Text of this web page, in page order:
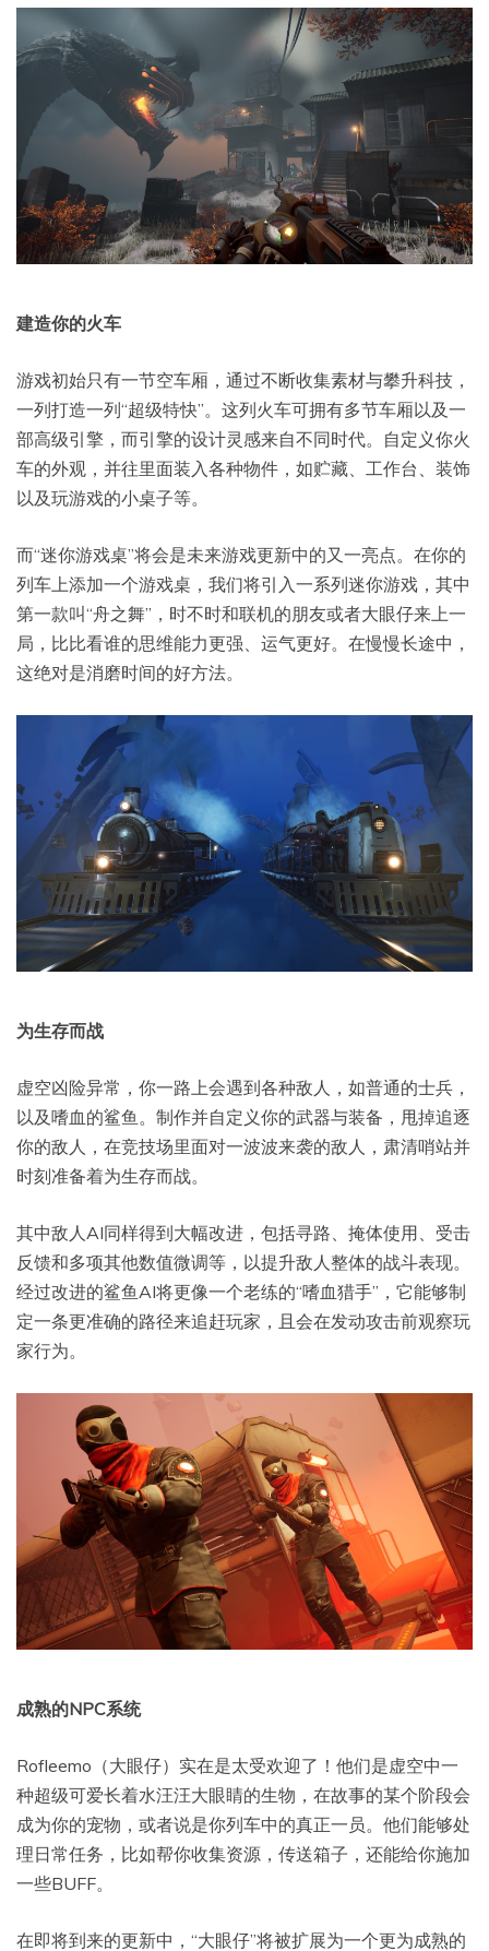
建造你的火车
游戏初始只有一节空车厢，通过不断收集素材与攀升科技，
一列打造一列“超级特快”。这列火车可拥有多节车厢以及一
部高级引擎，而引擎的设计灵感来自不同时代。自定义你火
车的外观，并往里面装入各种物件，如贮藏、工作台、装饰
以及玩游戏的小桌子等。
而“迷你游戏桌”将会是未来游戏更新中的又一亮点。在你的
列车上添加一个游戏桌，我们将引入一系列迷你游戏，其中
第一款叫“舟之舞”，时不时和联机的朋友或者大眼仔来上一
局，比比看谁的思维能力更强、运气更好。在慢慢长途中，
这绝对是消磨时间的好方法。
为生存而战
虚空凶险异常，你一路上会遇到各种敌人，如普通的士兵，
以及嗜血的鲨鱼。制作并自定义你的武器与装备，甩掉追逐
你的敌人，在竞技场里面对一波波来袭的敌人，肃清哨站并
时刻准备着为生存而战。
其中敌人AI同样得到大幅改进，包括寻路、掩体使用、受击
反馈和多项其他数值微调等，以提升敌人整体的战斗表现。
经过改进的鲨鱼AI将更像一个老练的“嗜血猎手”，它能够制
定一条更准确的路径来追赶玩家，且会在发动攻击前观察玩
家行为。
成熟的NPC系统
Rofleemo（大眼仔）实在是太受欢迎了！他们是虚空中一
种超级可爱长着水汪汪大眼睛的生物，在故事的某个阶段会
成为你的宠物，或者说是你列车中的真正一员。他们能够处
理日常任务，比如帮你收集资源，传送箱子，还能给你施加
一些BUFF。
在即将到来的更新中，“大眼仔”将被扩展为一个更为成熟的